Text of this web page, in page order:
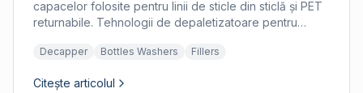
capacelor folosite pentru linii de sticle din sticlă și PET
returnabile. Tehnologii de depaletizatoare pentru
Decapper Bottles Washers Fillers
Citește articolul